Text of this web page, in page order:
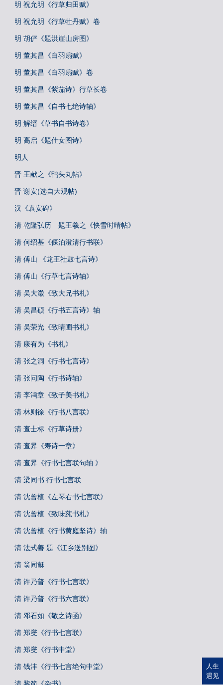
明 祝允明《行草归田赋》
明 祝允明《行草牡丹赋》卷
明 胡俨《题洪崖山房图》
明 董其昌《白羽扇赋》
明 董其昌《白羽扇赋》卷
明 董其昌《紫茄诗》行草长卷
明 董其昌《自书七绝诗轴》
明 解缙《草书自书诗卷》
明 高启《题仕女图诗》
明人
晋 王献之《鸭头丸帖》
晋 谢安(选自大观帖)
汉《袁安碑》
清 乾隆弘历 题王羲之《快雪时晴帖》
清 何绍基《偃泊澄清行书联》
清 傅山 《龙王社鼓七言诗》
清 傅山《行草七言诗轴》
清 吴大澂《致大兄书札》
清 吴昌硕《行书五言诗》轴
清 吴荣光《致晴圃书札》
清 康有为《书札》
清 张之洞《行书七言诗》
清 张问陶《行书诗轴》
清 李鸿章《致子美书札》
清 林则徐《行书八言联》
清 查士标《行草诗册》
清 查昇《寿诗一章》
清 查昇《行书七言联句轴 》
清 梁同书 行书七言联
清 沈曾植《左琴右书七言联》
清 沈曾植《致味莼书札》
清 沈曾植《行书黄庭坚诗》轴
清 法式善 题《江乡送别图》
清 翁同龢
清 许乃普《行书七言联》
清 许乃普《行书六言联》
清 邓石如《敬之诗函》
清 郑燮《行书七言联》
清 郑燮《行书中堂》
清 钱沣《行书七言绝句中堂》
人生
遇见